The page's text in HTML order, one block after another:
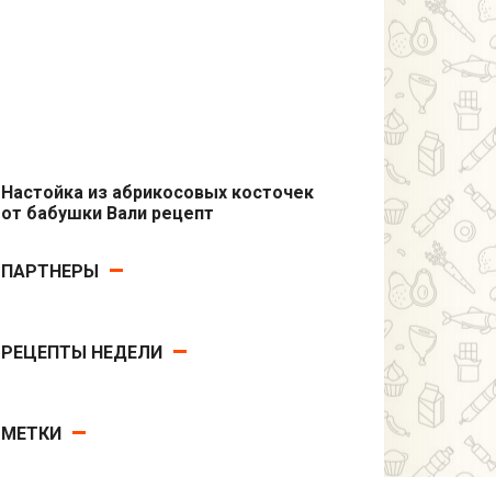
Напитки
Настойка из абрикосовых косточек
от бабушки Вали рецепт
ПАРТНЕРЫ
РЕЦЕПТЫ НЕДЕЛИ
МЕТКИ